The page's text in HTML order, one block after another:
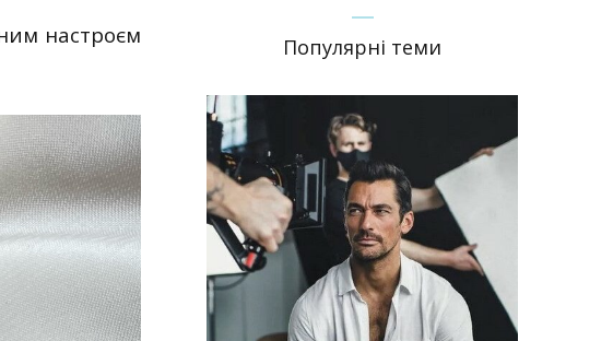
настроєм
Популярні теми